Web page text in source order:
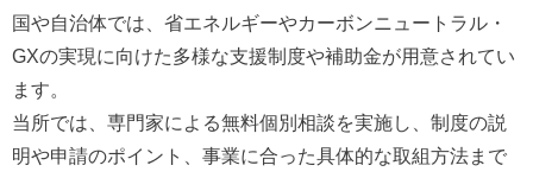
国や自治体では、省エネルギーやカーボンニュートラル・
GXの実現に向けた多様な支援制度や補助金が用意されてい
ます。
当所では、専門家による無料個別相談を実施し、制度の説
明や申請のポイント、事業に合った具体的な取組方法まで